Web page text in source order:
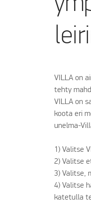
VILLA on
tehty
VILLA on
koota eri
unelma-
1) Valitse
2) Valitse
3) Valitse,
4) Valitse
katetulla